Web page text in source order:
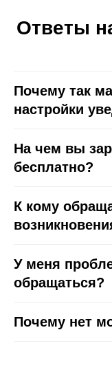
Ответы
Почему так
настройки
На чем вы
бесплатно?
К кому
У меня
обращаться?
Почему нет